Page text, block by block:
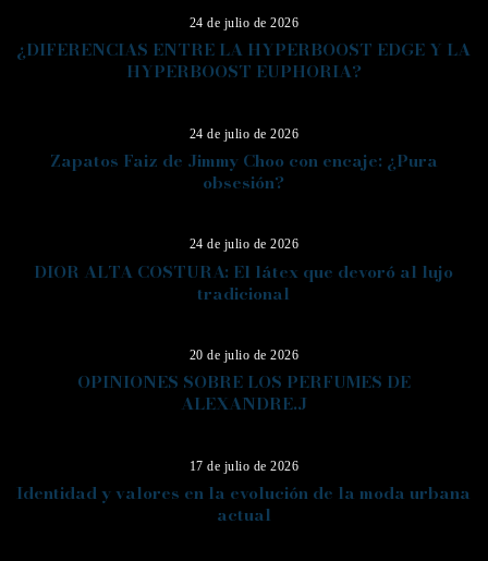
24 de julio de 2026
¿DIFERENCIAS ENTRE LA HYPERBOOST EDGE Y LA
HYPERBOOST EUPHORIA?
24 de julio de 2026
Zapatos Faiz de Jimmy Choo con encaje: ¿Pura
obsesión?
24 de julio de 2026
DIOR ALTA COSTURA: El látex que devoró al lujo
tradicional
20 de julio de 2026
OPINIONES SOBRE LOS PERFUMES DE
ALEXANDRE.J
17 de julio de 2026
Identidad y valores en la evolución de la moda urbana
actual